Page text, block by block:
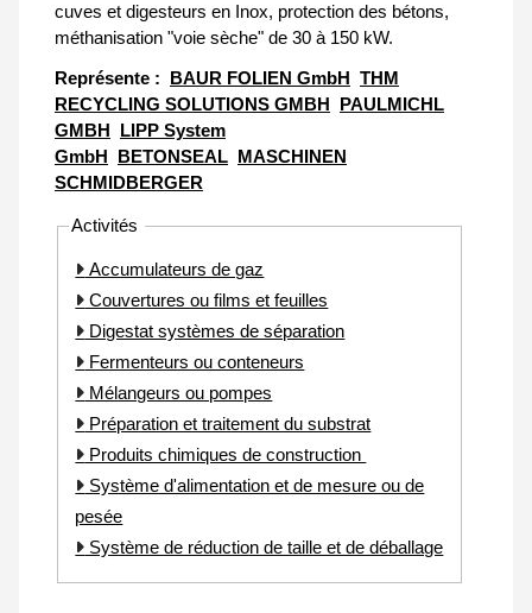
cuves et digesteurs en Inox, protection des bétons,
méthanisation "voie sèche" de 30 à 150 kW.
Représente : BAUR FOLIEN GmbH THM
RECYCLING SOLUTIONS GMBH PAULMICHL
GMBH LIPP System
GmbH BETONSEAL MASCHINEN
SCHMIDBERGER
Activités
Accumulateurs de gaz
Couvertures ou films et feuilles
Digestat systèmes de séparation
Fermenteurs ou conteneurs
Mélangeurs ou pompes
Préparation et traitement du substrat
Produits chimiques de construction
Système d'alimentation et de mesure ou de
pesée
Système de réduction de taille et de déballage